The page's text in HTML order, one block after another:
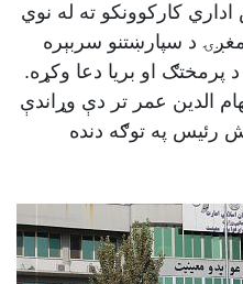
کارکوونکو ته له نوي
د سپارښتنو سربېره
پرمختګ او بریا دعا وکړه.
الدین عمر تر دې وړاندې
رئیس په توګه دنده